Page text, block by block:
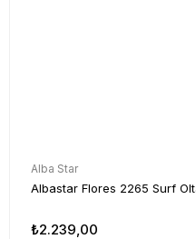
Alba Star
Albastar Flores 2265 Surf
₺2.239,00